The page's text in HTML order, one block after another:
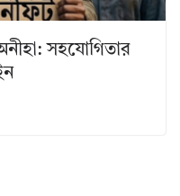
সহযোগিতার